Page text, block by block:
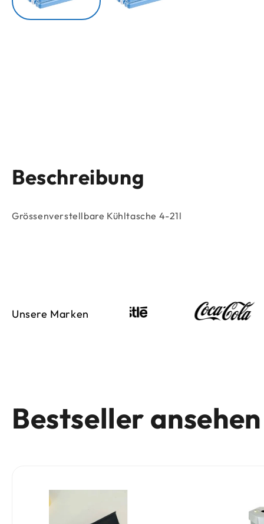
Beschreibung
Grössenverstellbare Kühltasche 4-21l
Unsere Marken
Bestseller ansehen